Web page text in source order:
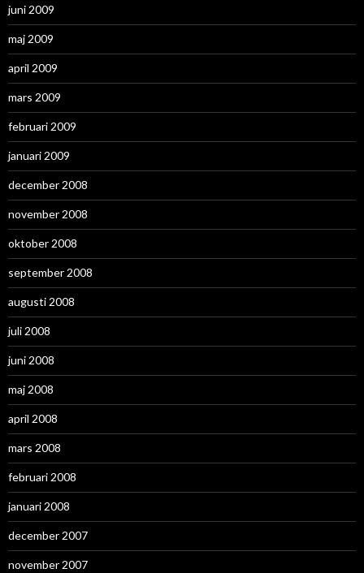
juni 2009
maj 2009
april 2009
mars 2009
februari 2009
januari 2009
december 2008
november 2008
oktober 2008
september 2008
augusti 2008
juli 2008
juni 2008
maj 2008
april 2008
mars 2008
februari 2008
januari 2008
december 2007
november 2007